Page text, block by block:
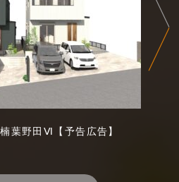
葉野田Ⅵ【予告広告】